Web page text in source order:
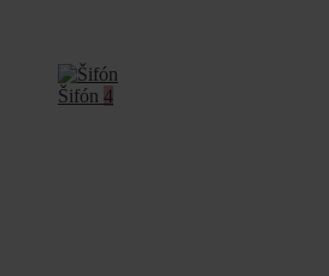
Šifón 4